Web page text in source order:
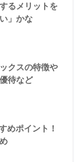
るメリットを
」かな
クスの特徴や
待など
めポイント！